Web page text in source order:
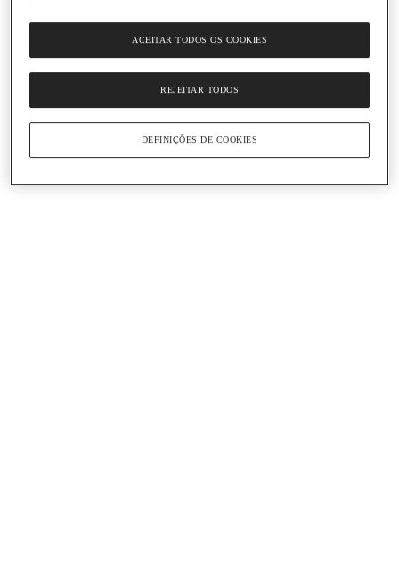
REJEITAR TODOS
ACEITAR TODOS OS COOKIES
DEFINIÇÕES DE COOKIES